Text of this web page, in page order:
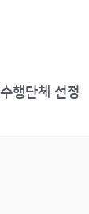
행단체 선정